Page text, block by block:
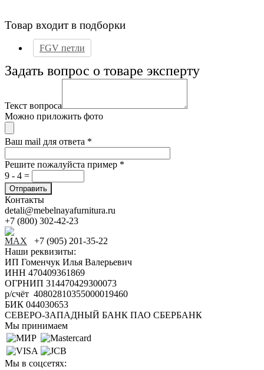
Товар входит в подборки
FGV петли
Задать вопрос о товаре эксперту
Текст вопроса
Можно приложить фото
Ваш mail для ответа *
Решите пожалуйста пример *
9 - 4 =
Контакты
detali@mebelnayafurnitura.ru
+7 (800) 302-42-23
+7 (905) 201-35-22
Наши реквизиты:
ИП Гоменчук Илья Валерьевич
ИНН 470409361869
ОГРНИП 314470429300073
р/счёт 40802810355000019460
БИК 044030653
СЕВЕРО-ЗАПАДНЫЙ БАНК ПАО СБЕРБАНК
Мы принимаем
Мы в соцсетях: